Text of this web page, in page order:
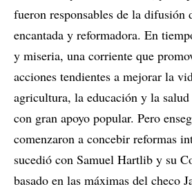
fueron responsables de la difusión
encantada y reformadora. En
y miseria, una corriente que
acciones tendientes a mejorar la
agricultura, la educación y la
con gran apoyo popular. Pero
comenzaron a concebir reformas
sucedió con Samuel Hartlib y su
basado en las máximas del checo